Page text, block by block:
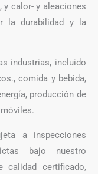
calor- y aleaciones
la durabilidad y la
industrias, incluido
comida y bebida,
producción de
a inspecciones
bajo nuestro
calidad certificado,